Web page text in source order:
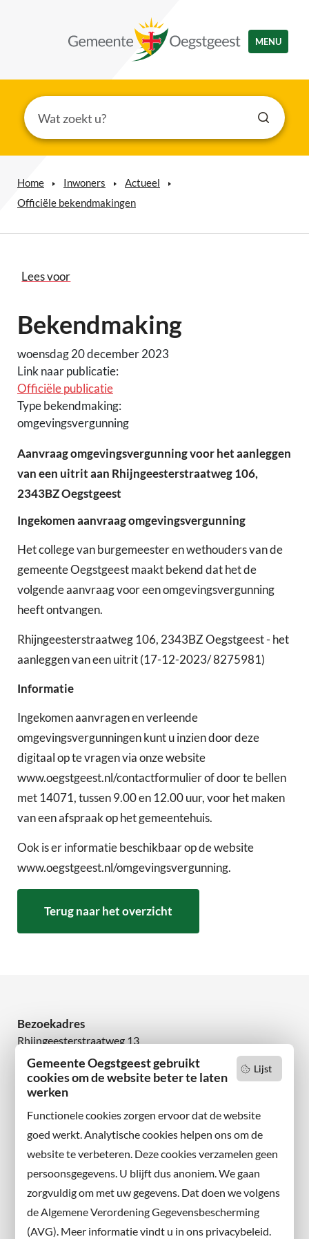
Lijst
Gemeente Oegstgeest gebruikt
cookies om de website beter te laten
werken
Functionele cookies zorgen ervoor dat de website
goed werkt. Analytische cookies helpen ons om de
website te verbeteren. Deze cookies verzamelen geen
persoonsgegevens. U blijft dus anoniem. We gaan
zorgvuldig om met uw gegevens. Dat doen we volgens
de Algemene Verordening Gegevensbescherming
(AVG). Meer informatie vindt u in ons privacybeleid.
MENU
Home Inwoners
Actueel
Officiële bekendmakingen
Lees voor
Bekendmaking
woensdag 20 december 2023
Link naar publicatie:
Officiële publicatie
Type bekendmaking:
omgevingsvergunning
Aanvraag omgevingsvergunning voor het aanleggen
van een uitrit aan Rhijngeesterstraatweg 106,
2343BZ Oegstgeest
Ingekomen aanvraag omgevingsvergunning
Het college van burgemeester en wethouders van de
gemeente Oegstgeest maakt bekend dat het de
volgende aanvraag voor een omgevingsvergunning
heeft ontvangen.
Rhijngeesterstraatweg 106, 2343BZ Oegstgeest - het
aanleggen van een uitrit (17-12-2023/ 8275981)
Informatie
Ingekomen aanvragen en verleende
omgevingsvergunningen kunt u inzien door deze
digitaal op te vragen via onze website
www.oegstgeest.nl/contactformulier of door te bellen
met 14071, tussen 9.00 en 12.00 uur, voor het maken
van een afspraak op het gemeentehuis.
Ook is er informatie beschikbaar op de website
www.oegstgeest.nl/omgevingsvergunning.
Terug naar het overzicht
Bezoekadres
Rhijngeesterstraatweg 13
2342 AN Oegstgeest
Wilt u niets missen?
en volg ons ook op sociale media.
Facebook
X
Instagram